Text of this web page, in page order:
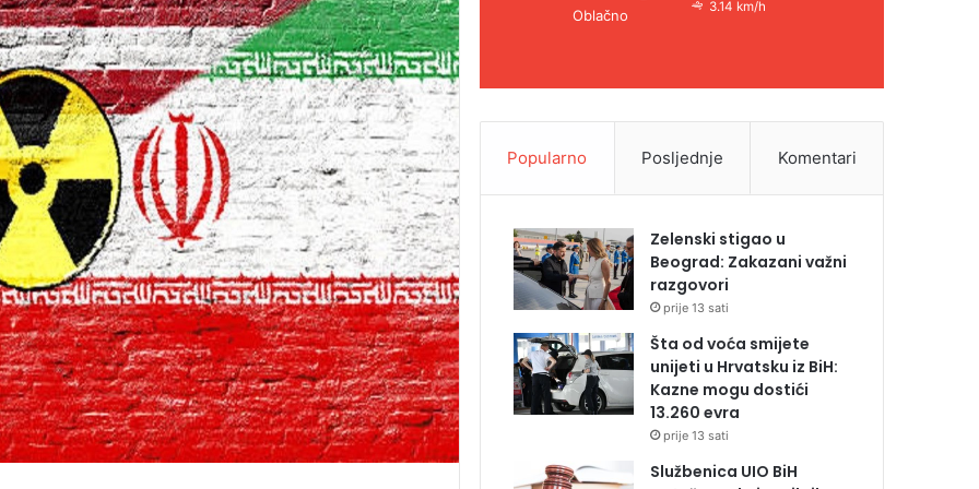
Oblačno
3.14 km/h
Popularno Posljednje Komentari
Zelenski stigao u
Beograd: Zakazani važni
razgovori
prije 13 sati
Šta od voća smijete
unijeti u Hrvatsku iz BiH:
Kazne mogu dostići
13.260 evra
prije 13 sati
Službenica UIO BiH